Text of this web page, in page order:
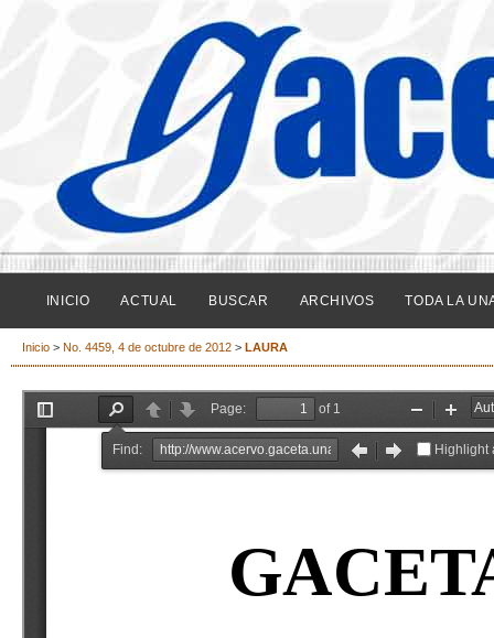
INICIO ACTUAL BUSCAR ARCHIVOS TODA LA
Inicio > No. 4459, 4 de octubre de 2012 > LAURA